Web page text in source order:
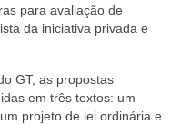
para avaliação de
da iniciativa privada e
GT, as propostas
em três textos: um
projeto de lei ordinária e